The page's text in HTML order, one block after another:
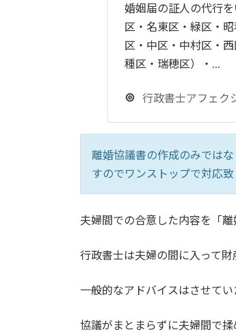
婚姻届の証人の代行
区・名東区・緑区・
区・中区・中村区・
種区・瑞穂区）・…
行政書士アフェク
離婚協議書の作成のみでは
すのでワンストップで対応致
夫婦間での合意した内容を「離
行政書士は夫婦の間に入って財
一般的なアドバイスはさせてい
協議がまとまらずに夫婦間で